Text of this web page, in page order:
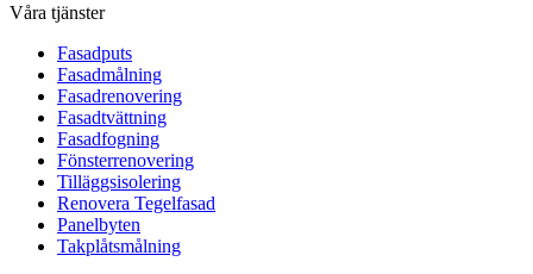
Våra tjänster
Fasadputs
Fasadmålning
Fasadrenovering
Fasadtvättning
Fasadfogning
Fönsterrenovering
Tilläggsisolering
Renovera Tegelfasad
Panelbyten
Takplåtsmålning